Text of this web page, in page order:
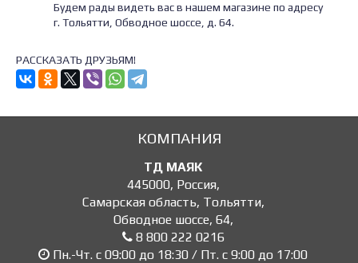
Будем рады видеть вас в нашем магазине по адресу
г. Тольятти, Обводное шоссе, д. 64.
РАССКАЗАТЬ ДРУЗЬЯМ!
КОМПАНИЯ
ТД МАЯК
445000, Россия,
Самарская область, Тольятти,
Обводное шоссе, 64,
8 800 222 0216
Пн.-Чт. с 09:00 до 18:30 / Пт. с 9:00 до 17:00